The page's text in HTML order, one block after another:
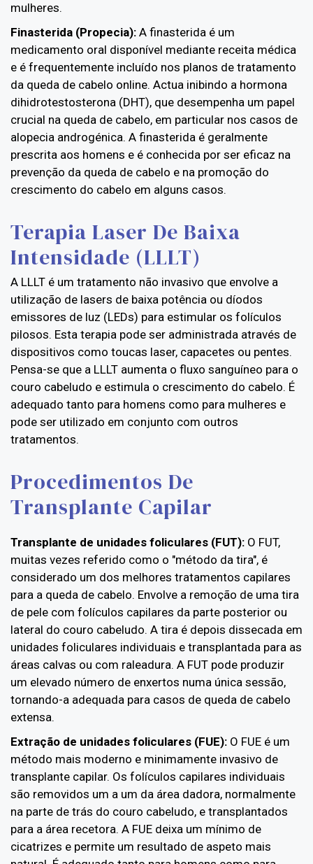
mulheres.
Finasterida (Propecia): A finasterida é um
medicamento oral disponível mediante receita médica
e é frequentemente incluído nos planos de tratamento
da queda de cabelo online. Actua inibindo a hormona
dihidrotestosterona (DHT), que desempenha um papel
crucial na queda de cabelo, em particular nos casos de
alopecia androgénica. A finasterida é geralmente
prescrita aos homens e é conhecida por ser eficaz na
prevenção da queda de cabelo e na promoção do
crescimento do cabelo em alguns casos.
Terapia Laser De Baixa
Intensidade (LLLT)
A LLLT é um tratamento não invasivo que envolve a
utilização de lasers de baixa potência ou díodos
emissores de luz (LEDs) para estimular os folículos
pilosos. Esta terapia pode ser administrada através de
dispositivos como toucas laser, capacetes ou pentes.
Pensa-se que a LLLT aumenta o fluxo sanguíneo para o
couro cabeludo e estimula o crescimento do cabelo. É
adequado tanto para homens como para mulheres e
pode ser utilizado em conjunto com outros
tratamentos.
Procedimentos De
Transplante Capilar
Transplante de unidades foliculares (FUT): O FUT,
muitas vezes referido como o "método da tira", é
considerado um dos melhores tratamentos capilares
para a queda de cabelo. Envolve a remoção de uma tira
de pele com folículos capilares da parte posterior ou
lateral do couro cabeludo. A tira é depois dissecada em
unidades foliculares individuais e transplantada para as
áreas calvas ou com raleadura. A FUT pode produzir
um elevado número de enxertos numa única sessão,
tornando-a adequada para casos de queda de cabelo
extensa.
Extração de unidades foliculares (FUE): O FUE é um
método mais moderno e minimamente invasivo de
transplante capilar. Os folículos capilares individuais
são removidos um a um da área dadora, normalmente
na parte de trás do couro cabeludo, e transplantados
para a área recetora. A FUE deixa um mínimo de
cicatrizes e permite um resultado de aspeto mais